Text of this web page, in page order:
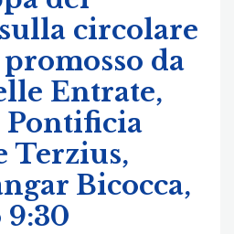
circolare
promosso da
Entrate,
Pontificia
Terzius,
Bicocca,
9:30